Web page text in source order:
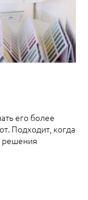
его более
Подходит, когда
решения